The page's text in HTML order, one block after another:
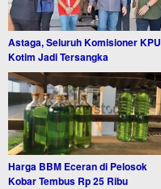
Astaga, Seluruh Komisioner KPU
Kotim Jadi Tersangka
Harga BBM Eceran di Pelosok
Kobar Tembus Rp 25 Ribu